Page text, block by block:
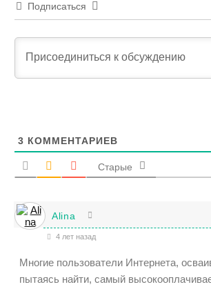
Подписаться
3 КОММЕНТАРИЕВ
Старые
Alina
4 лет назад
Многие пользователи Интернета,
пытаясь найти, самый